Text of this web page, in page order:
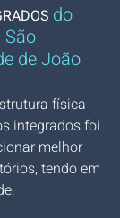
do
de João
física
integrados foi
melhor
tendo em